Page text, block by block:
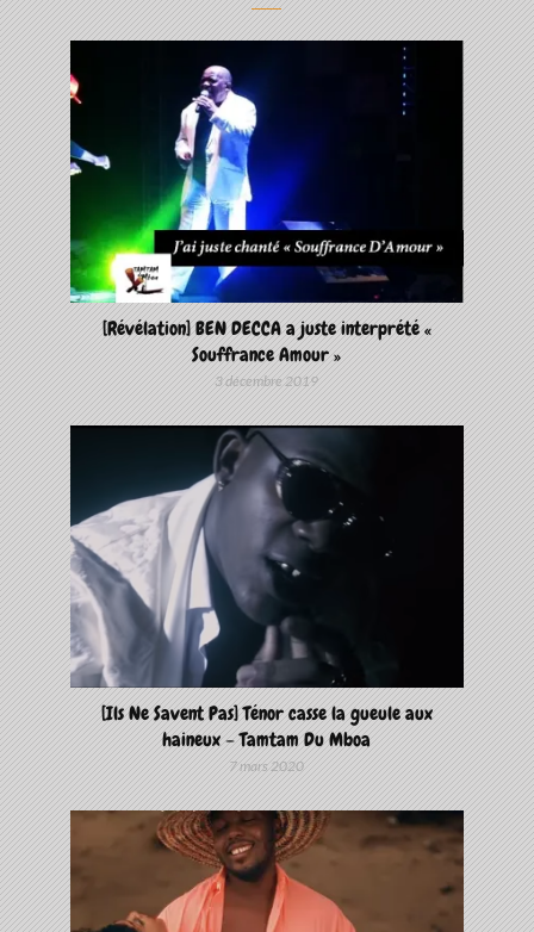
[Révélation] BEN DECCA a juste interprété «
Souffrance Amour »
3 décembre 2019
[Ils Ne Savent Pas] Ténor casse la gueule aux
haineux – Tamtam Du Mboa
7 mars 2020